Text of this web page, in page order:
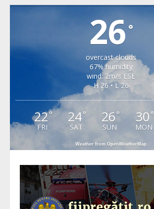
26 °
overcast clouds
67% humidity
wind: 2m/s ESE
H 26 • L 26
22°
FRI
24°
SAT
26 °
SUN
30 °
MON
Weather from OpenWeatherMap